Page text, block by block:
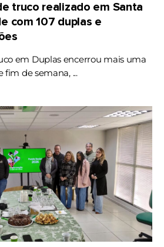
truco realizado em Santa
com 107 duplas e
em Duplas encerrou mais uma
fim de semana, ...